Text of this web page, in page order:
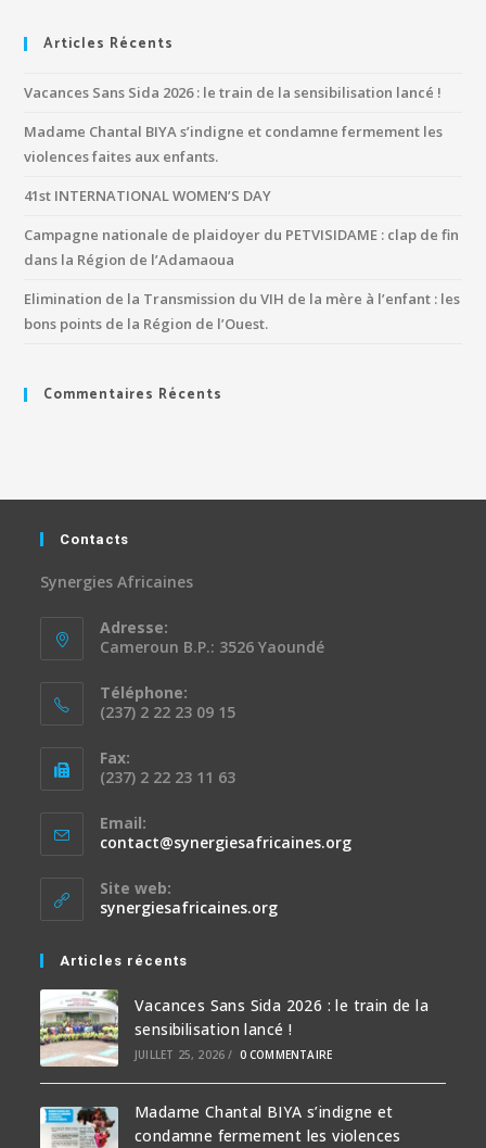
Articles Récents
Vacances Sans Sida 2026 : le train de la sensibilisation lancé !
Madame Chantal BIYA s’indigne et condamne fermement les
violences faites aux enfants.
41st INTERNATIONAL WOMEN’S DAY
Campagne nationale de plaidoyer du PETVISIDAME : clap de fin
dans la Région de l’Adamaoua
Elimination de la Transmission du VIH de la mère à l’enfant : les
bons points de la Région de l’Ouest.
Commentaires Récents
Contacts
Synergies Africaines
Adresse:
Cameroun B.P.: 3526 Yaoundé
Téléphone:
(237) 2 22 23 09 15
Fax:
(237) 2 22 23 11 63
Email:
contact@synergiesafricaines.org
Site web:
synergiesafricaines.org
Articles récents
Vacances Sans Sida 2026 : le train de la
sensibilisation lancé !
JUILLET 25, 2026 / 0 COMMENTAIRE
Madame Chantal BIYA s’indigne et
condamne fermement les violences